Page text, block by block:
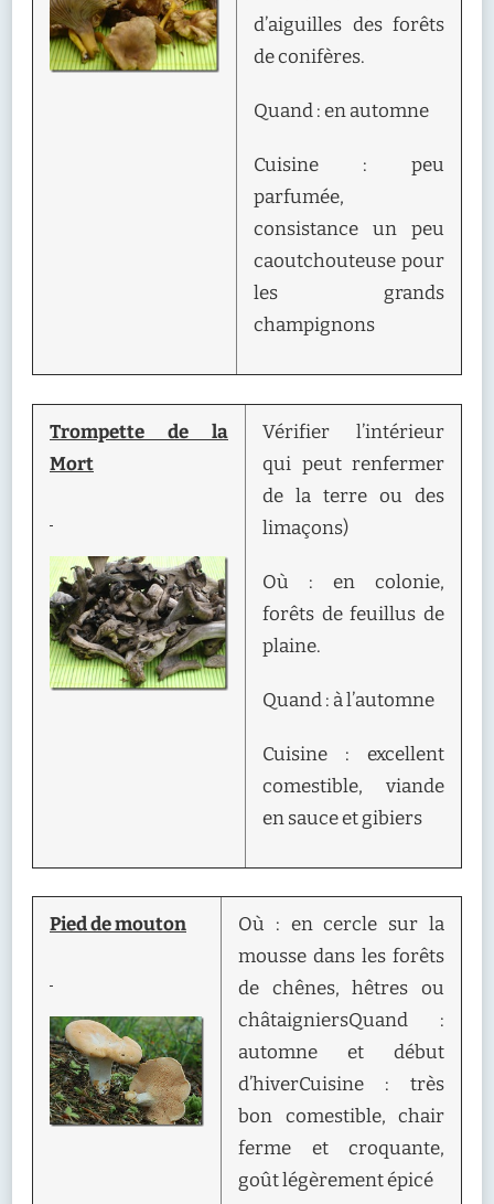
d’aiguilles des forêts
de conifères.
Quand : en automne
Cuisine : peu
parfumée,
consistance un peu
caoutchouteuse pour
les grands
champignons
Trompette de la
Mort
Vérifier l’intérieur
qui peut renfermer
de la terre ou des
limaçons)
Où : en colonie,
forêts de feuillus de
plaine.
Quand : à l’automne
Cuisine : excellent
comestible, viande
en sauce et gibiers
Pied de mouton
Où : en cercle sur la
mousse dans les forêts
de chênes, hêtres ou
châtaigniersQuand :
automne et début
d’hiverCuisine : très
bon comestible, chair
ferme et croquante,
goût légèrement épicé